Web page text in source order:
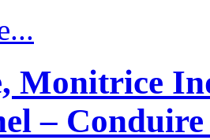
Monitrice
– Conduire